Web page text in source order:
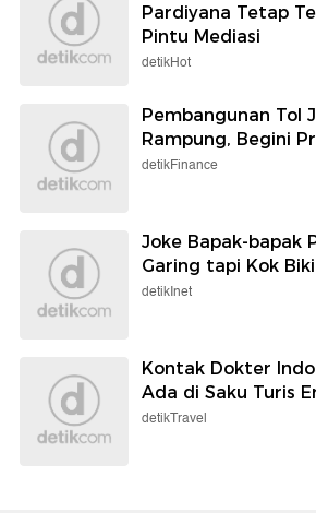
Pardiyana Tetap
Pintu Mediasi
detikHot
Pembangunan Tol
Rampung, Begini
detikFinance
Joke Bapak-bapak
Garing tapi Kok
detikInet
Kontak Dokter
Ada di Saku Turis
detikTravel